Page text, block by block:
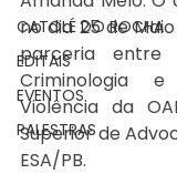
CATOLÉ DO ROCHA
EDITAIS
EVENTOS
PALESTRAS
no dia 25 de
parceria entre
Criminologia
Violência da
Superior de
ESA/PB.